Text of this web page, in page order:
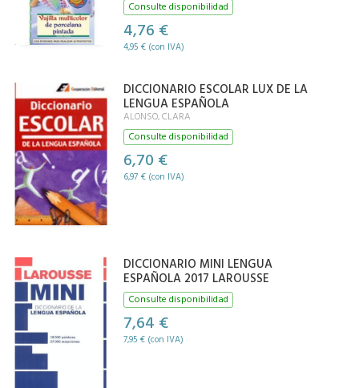
Consulte disponibilidad
4,76 €
4,95 € (con IVA)
DICCIONARIO ESCOLAR LUX DE LA
LENGUA ESPAÑOLA
ALONSO, CLARA
Consulte disponibilidad
6,70 €
6,97 € (con IVA)
DICCIONARIO MINI LENGUA
ESPAÑOLA 2017 LAROUSSE
Consulte disponibilidad
7,64 €
7,95 € (con IVA)